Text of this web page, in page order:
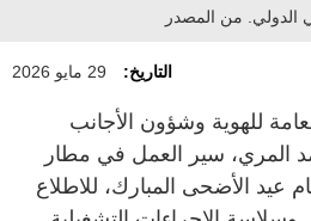
الدولي. من المصدر
التاريخ: 29 مايو 2026
للهوية وشؤون الأجانب
المري، سير العمل في مطار
عيد الأضحى المبارك، للاطلاع